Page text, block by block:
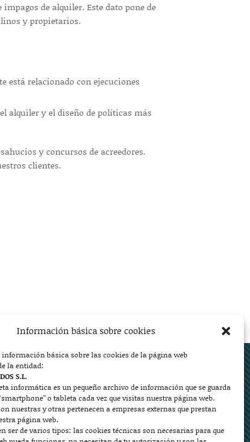
Información básica sobre cookies
básica sobre las cookies de la página web
la entidad:
S.L.
informática es un pequeño archivo de información que se guarda
o tableta cada vez que visitas nuestra página web.
nuestras y otras pertenecen a empresas externas que prestan
página web.
ser de varios tipos: las cookies técnicas son necesarias para que
de alquiler. Este dato pone de
y propietarios.
está relacionado con ejecuciones
alquiler y el diseño de políticas más
y concursos de acreedores.
clientes.
